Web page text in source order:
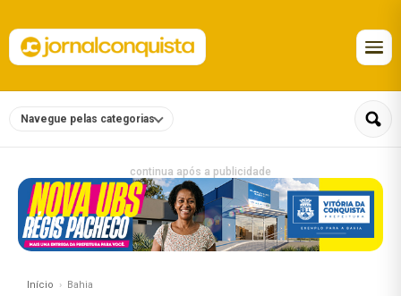
Navegue pelas categorias
continua após a publicidade
Início Bahia